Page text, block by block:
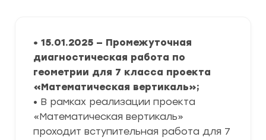
• 15.01.2025 — Промежуточная
диагностическая работа по
геометрии для 7 класса проекта
«Математическая вертикаль»;
• В рамках реализации проекта
«Математическая вертикаль»
проходит вступительная работа для 7